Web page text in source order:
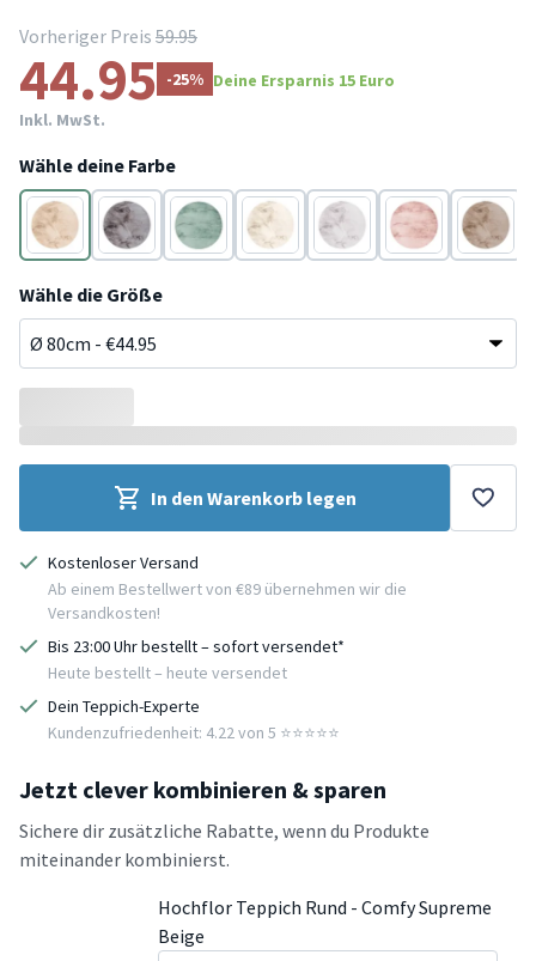
Vorheriger Preis 59.95
44.95 -25% Deine Ersparnis 15 Euro
Inkl. MwSt.
Wähle deine Farbe
Beige AnthrazitTürkis Creme Grau Rosa Taupe
Wähle die Größe
In den Warenkorb legen
Kostenloser Versand
Ab einem Bestellwert von €89 übernehmen wir die
Versandkosten!
Bis 23:00 Uhr bestellt – sofort versendet*
Heute bestellt – heute versendet
Dein Teppich-Experte
Kundenzufriedenheit: 4.22 von 5 ⭐️⭐️⭐️⭐️⭐️
Jetzt clever kombinieren & sparen
Sichere dir zusätzliche Rabatte, wenn du Produkte
miteinander kombinierst.
Hochflor Teppich Rund - Comfy Supreme
Beige